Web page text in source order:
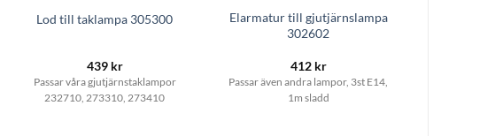
Lod till taklampa 305300
439 kr
Passar våra gjutjärnstaklampor
232710, 273310, 273410
Elarmatur till gjutjärnslampa
302602
412 kr
Passar även andra lampor, 3st E14,
1m sladd